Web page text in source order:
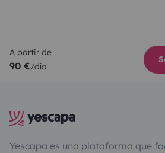
A partir de
90 €/día
Yescapa es una plataforma que